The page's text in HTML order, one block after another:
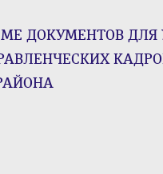
ДОКУМЕНТОВ ДЛЯ